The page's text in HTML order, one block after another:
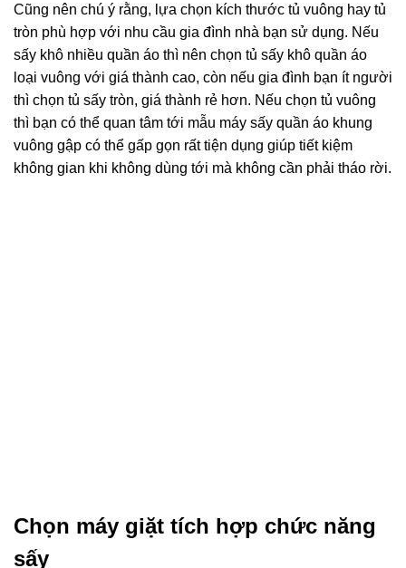
Cũng nên chú ý rằng, lựa chọn kích thước tủ vuông hay tủ
tròn phù hợp với nhu cầu gia đình nhà bạn sử dụng. Nếu
sấy khô nhiều quần áo thì nên chọn tủ sấy khô quần áo
loại vuông với giá thành cao, còn nếu gia đình bạn ít người
thì chọn tủ sấy tròn, giá thành rẻ hơn. Nếu chọn tủ vuông
thì bạn có thể quan tâm tới mẫu máy sấy quần áo khung
vuông gập có thể gấp gọn rất tiện dụng giúp tiết kiệm
không gian khi không dùng tới mà không cần phải tháo rời.
Chọn máy giặt tích hợp chức năng
sấy